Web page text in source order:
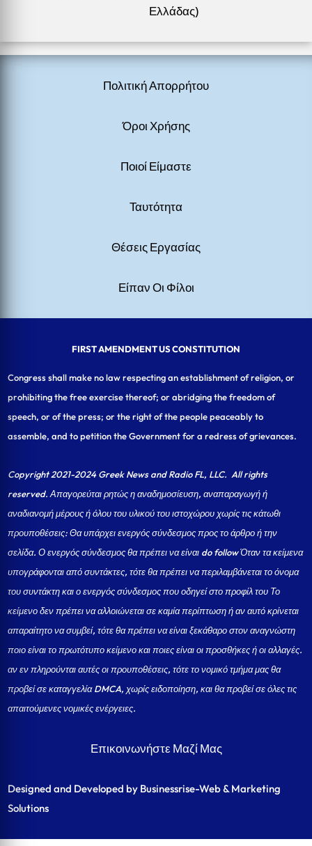
Ελλάδας)
Πολιτική Απορρήτου
Όροι Χρήσης
Ποιοί Είμαστε
Ταυτότητα
Θέσεις Εργασίας
Είπαν Οι Φίλοι
FIRST AMENDMENT US CONSTITUTION
Congress shall make no law respecting an establishment of religion, or
prohibiting the free exercise thereof; or abridging the freedom of
speech, or of the press; or the right of the people peaceably to
assemble, and to petition the Government for a redress of grievances.
Copyright 2021-2024 Greek News and Radio FL, LLC. All rights
reserved. Απαγορεύται ρητώς η αναδημοσίευση, αναπαραγωγή ή
αναδιανομή μέρους ή όλου του υλικού του ιστοχώρου χωρίς τις κάτωθι
προυποθέσεις: Θα υπάρχει ενεργός σύνδεσμος προς το άρθρο ή την
σελίδα.Ο ενεργός σύνδεσμος θα πρέπει να είναι do follow Όταν τα κείμενα
υπογράφονται από συντάκτες, τότε θα πρέπει να περιλαμβάνεται το όνομα
του συντάκτη και ο ενεργός σύνδεσμος που οδηγεί στο προφίλ του Το
κείμενο δεν πρέπει να αλλοιώνεται σε καμία περίπτωση ή αν αυτό κρίνεται
απαραίτητο να συμβεί, τότε θα πρέπει να είναι ξεκάθαρο στον αναγνώστη
ποιο είναι το πρωτότυπο κείμενο και ποιες είναι οι προσθήκες ή οι αλλαγές.
αν εν πληρούνται αυτές οι προυποθέσεις, τότε το νομικό τμήμα μας θα
προβεί σε καταγγελία DMCA, χωρίς ειδοποίηση, και θα προβεί σε όλες τις
απαιτούμενες νομικές ενέργειες.
Επικοινωνήστε Μαζί Μας
Designed and Developed by Businessrise-Web & Marketing
Solutions